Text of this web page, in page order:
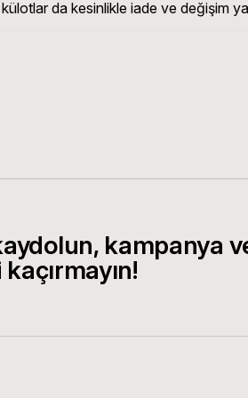
da kesinlikle iade ve değişim
kampanya